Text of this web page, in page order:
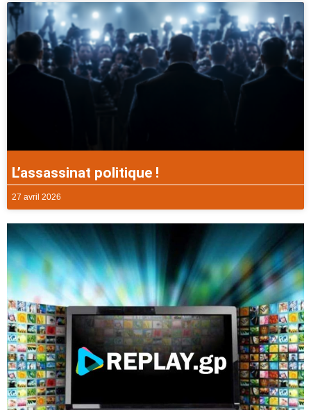
L’assassinat politique !
27 avril 2026